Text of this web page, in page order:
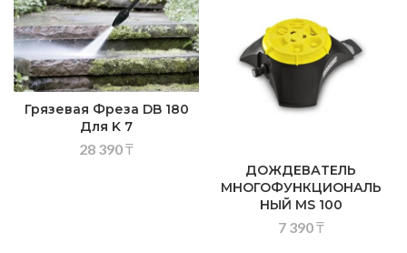
Грязевая Фреза DB 180
Для K 7
28 390₸
ДОЖДЕВАТЕЛЬ
МНОГОФУНКЦИОНАЛЬ
НЫЙ MS 100
7 390₸